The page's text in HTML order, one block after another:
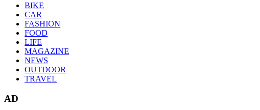
BIKE
CAR
FASHION
FOOD
LIFE
MAGAZINE
NEWS
OUTDOOR
TRAVEL
AD